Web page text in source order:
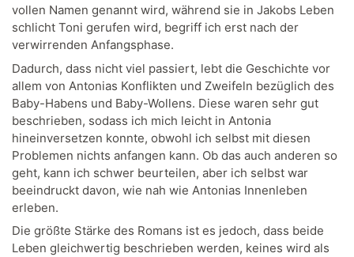
vollen Namen genannt wird, während sie in Jakobs Leben
schlicht Toni gerufen wird, begriff ich erst nach der
verwirrenden Anfangsphase.
Dadurch, dass nicht viel passiert, lebt die Geschichte vor
allem von Antonias Konflikten und Zweifeln bezüglich des
Baby-Habens und Baby-Wollens. Diese waren sehr gut
beschrieben, sodass ich mich leicht in Antonia
hineinversetzen konnte, obwohl ich selbst mit diesen
Problemen nichts anfangen kann. Ob das auch anderen so
geht, kann ich schwer beurteilen, aber ich selbst war
beeindruckt davon, wie nah wie Antonias Innenleben
erleben.
Die größte Stärke des Romans ist es jedoch, dass beide
Leben gleichwertig beschrieben werden, keines wird als